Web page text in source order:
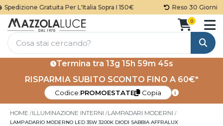
Gratuita Per L'Italia Sopra I 150€ Reso 30 Giorni
Cerca
0
Termina tra 13g 15h 59m 45s
RISPARMIA SUBITO SCONTO FINO A 60€*
Codice:PROMOESTATE Copia
HOME ILLUMINAZIONE INTERNI LAMPADARI MODERNI
LAMPADARIO MODERNO LED 35W 3200K DIODI SABBIA AFFRALUX